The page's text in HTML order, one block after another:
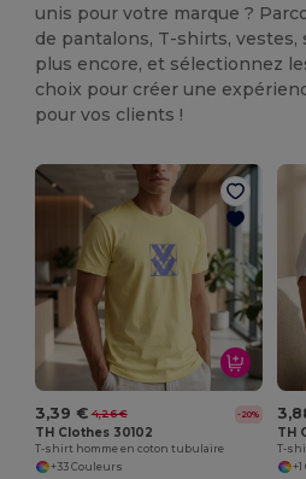
unis pour votre marque ?
de pantalons, T-shirts, vestes,
plus encore, et sélectionnez
choix pour créer une
pour vos clients !
3,39 € 4,26 € -20%
TH Clothes 30102
T-shirt homme en coton tubulaire
+33 Couleurs
TH
T-